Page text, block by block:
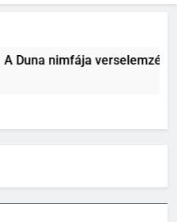
Duna nimfája verselemzés
fel a gőzgépet?